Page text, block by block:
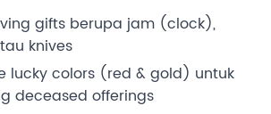
gifts berupa jam (clock),
knives
lucky colors (red & gold) untuk
deceased offerings